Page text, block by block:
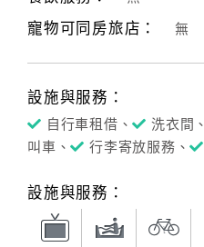
寵物可同房旅店： 無
設施與服務：
自行車租借、 洗衣間、
叫車、
行李寄放服務、
設施與服務：